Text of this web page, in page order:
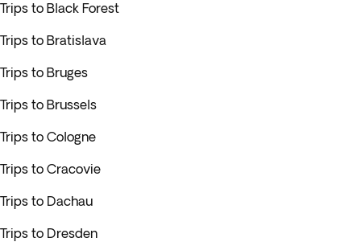
Trips to Black Forest
Trips to Bratislava
Trips to Bruges
Trips to Brussels
Trips to Cologne
Trips to Cracovie
Trips to Dachau
Trips to Dresden